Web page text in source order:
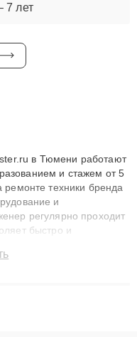
7 лет
в Тюмени работают
и стажем от 5
техники бренда
и
регулярно проходит
быстро и
мастера решают